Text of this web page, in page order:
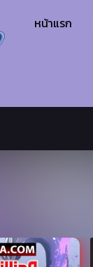
หน้าแรก